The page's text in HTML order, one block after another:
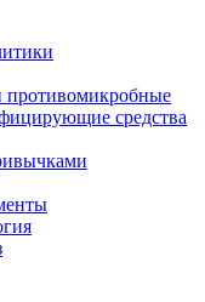
противомикробные
средства